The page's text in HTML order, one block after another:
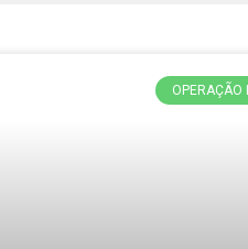
OPERAÇÃO